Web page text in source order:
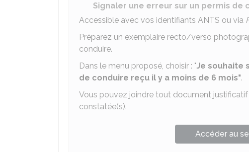
Signaler une erreur sur un permis de
Accessible avec vos identifiants ANTS ou via
Préparez un exemplaire recto/verso
conduire.
Dans le menu proposé, choisir : "Je souhaite
de conduire reçu il y a moins de 6 mois".
Vous pouvez joindre tout document
constatée(s).
Accéder au